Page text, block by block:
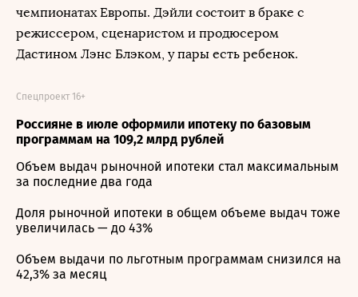
чемпионатах Европы. Дэйли состоит в браке с
режиссером, сценаристом и продюсером
Дастином Лэнс Блэком, у пары есть ребенок.
Россияне в июле оформили ипотеку по базовым
программам на 109,2 млрд рублей
Спецпроект 16+
Объем выдач рыночной ипотеки стал максимальным
за последние два года
Доля рыночной ипотеки в общем объеме выдач тоже
увеличилась — до 43%
Объем выдачи по льготным программам снизился на
42,3% за месяц